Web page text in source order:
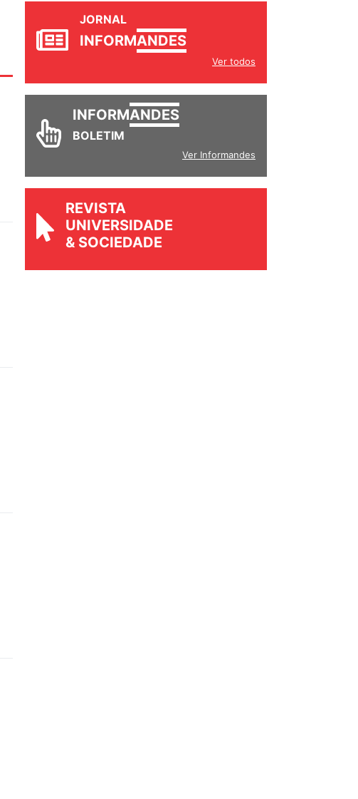
JORNAL
INFORMANDES
Ver todos
INFORMANDES
BOLETIM
Ver Informandes
REVISTA
UNIVERSIDADE
& SOCIEDADE